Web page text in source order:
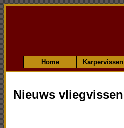
Home Karpervissen
Nieuws vliegvissen